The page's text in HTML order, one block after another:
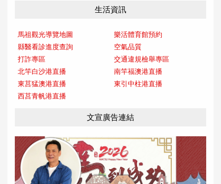
生活資訊
馬祖觀光導覽地圖
樂活體育館預約
縣醫看診進度查詢
空氣品質
打詐專區
交通違規檢舉專區
北竿白沙港直播
南竿福澳港直播
東莒猛澳港直播
東引中柱港直播
西莒青帆港直播
文宣廣告連結